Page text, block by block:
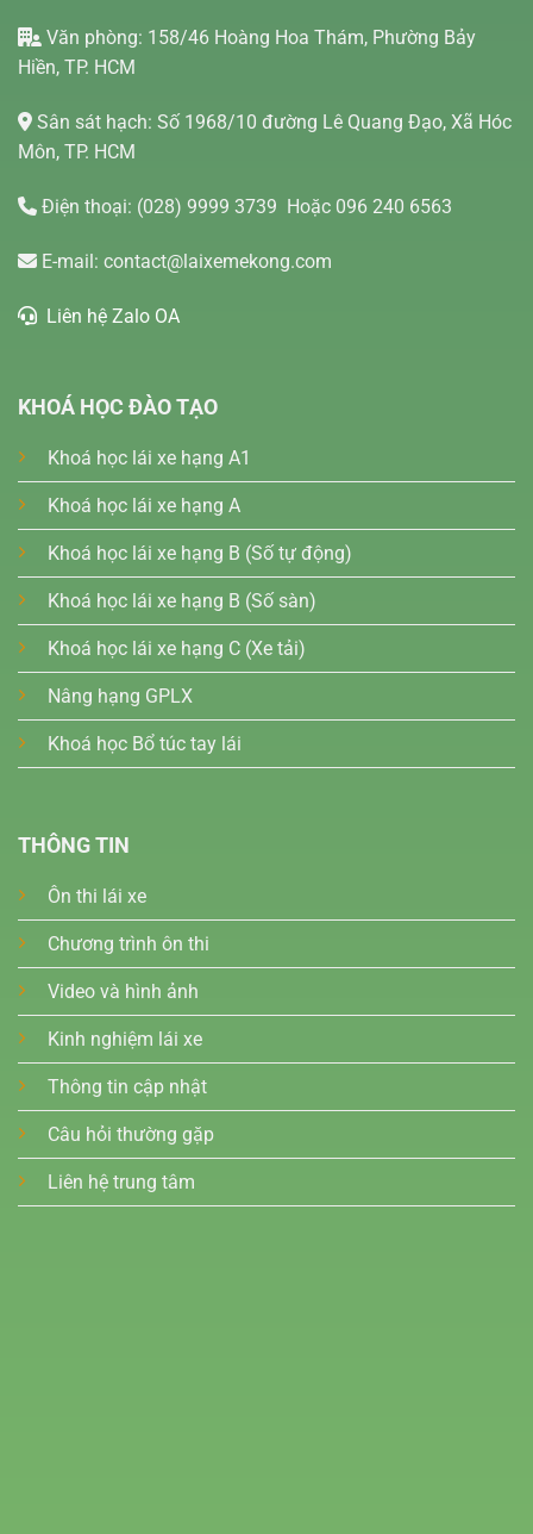
Văn phòng: 158/46 Hoàng Hoa Thám, Phường Bảy
Hiền, TP. HCM
Sân sát hạch: Số 1968/10 đường Lê Quang Đạo, Xã Hóc
Môn, TP. HCM
Điện thoại: (028) 9999 3739 Hoặc 096 240 6563
E-mail: contact@laixemekong.com
Liên hệ Zalo OA
KHOÁ HỌC ĐÀO TẠO
Khoá học lái xe hạng A1
Khoá học lái xe hạng A
Khoá học lái xe hạng B (Số tự động)
Khoá học lái xe hạng B (Số sàn)
Khoá học lái xe hạng C (Xe tải)
Nâng hạng GPLX
Khoá học Bổ túc tay lái
THÔNG TIN
Ôn thi lái xe
Chương trình ôn thi
Video và hình ảnh
Kinh nghiệm lái xe
Thông tin cập nhật
Câu hỏi thường gặp
Liên hệ trung tâm